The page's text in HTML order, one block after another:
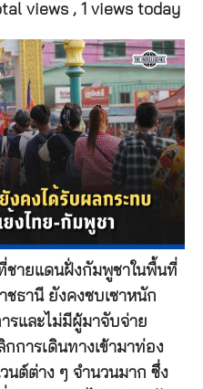
views , 1 views today
ชายแดนฝั่งกัมพูชาในพื้นที่
ชธานี ยังคงซบเซาหนัก
รและไม่มีผู้มาจับจ่าย
การเดินทางเข้ามาท่อง
นต์ต่าง ๆ จำนวนมาก ซึ่ง